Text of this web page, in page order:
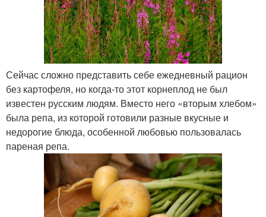
Сейчас сложно представить себе ежедневный рацион
без картофеля, но когда-то этот корнеплод не был
известен русским людям. Вместо него «вторым хлебом»
была репа, из которой готовили разные вкусные и
недорогие блюда, особенной любовью пользовалась
пареная репа.